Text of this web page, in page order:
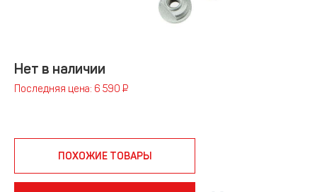
Нет в наличии
Последняя цена: 6 590 ₽
ПОХОЖИЕ ТОВАРЫ